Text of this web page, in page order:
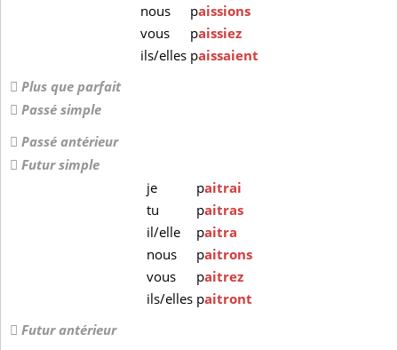
nous
paissions
vous
paissiez
ils/elles paissaient
Plus que parfait
Passé simple
Passé antérieur
Futur simple
je
paitrai
tu
paitras
il/elle
paitra
nous
paitrons
vous
paitrez
ils/elles paitront
Futur antérieur